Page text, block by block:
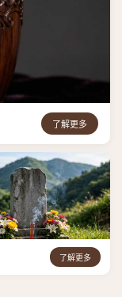
了解更多
了解更多